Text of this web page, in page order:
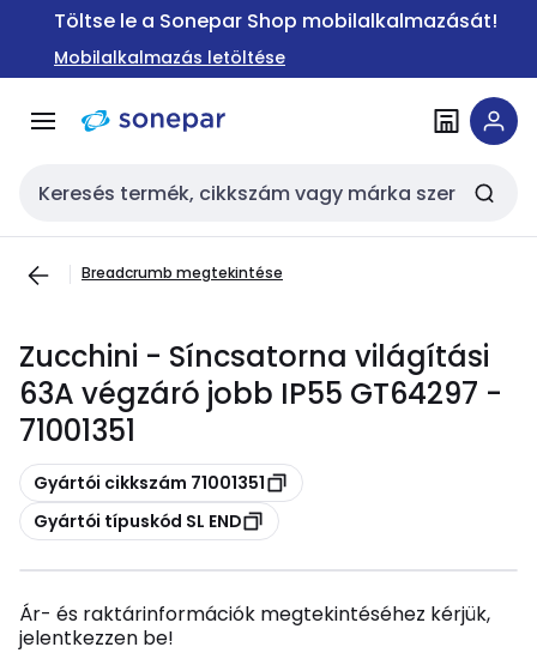
Ugrás a
Ugrás a
tartalomra
Töltse le a Sonepar Shop mobilalkalmazását!
Mobilalkalmazás letöltése
Keresési bemenet
Breadcrumb megtekintése
Zucchini - Síncsatorna világítási
63A végzáró jobb IP55 GT64297 -
71001351
Másolás
Gyártói cikkszám 71001351
Másolás
Gyártói típuskód SL END
Ár- és raktárinformációk megtekintéséhez kérjük,
jelentkezzen be!